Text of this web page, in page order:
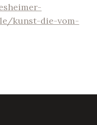
kunst-die-vom-